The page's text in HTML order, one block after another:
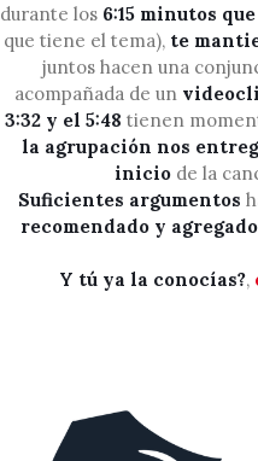
durante los 6:15 minutos
que tiene el tema), te
juntos hacen una
acompañada de un
3:32 y el 5:48 tienen
la agrupación nos
iniciode la
Suficientes argumentos
recomendado y agregado
Y tú ya la conocías?,